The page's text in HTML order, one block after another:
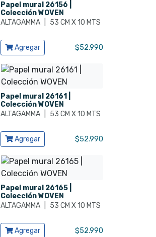
Papel mural 26156 |
Colección WOVEN
ALTAGAMMA
53 CM X 10 MTS
Ver producto
Agregar $52.990
Papel mural 26161 |
Colección WOVEN
ALTAGAMMA
53 CM X 10 MTS
Ver producto
Agregar $52.990
Papel mural 26165 |
Colección WOVEN
ALTAGAMMA
53 CM X 10 MTS
Ver producto
Agregar $52.990